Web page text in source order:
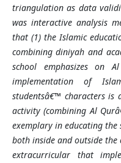
triangulation as data
was interactive analysis
that (1) the Islamic
combining diniyah and
school emphasizes on
implementation of
studentsâ€™ characters is
activity (combining Al
exemplary in educating the
both inside and outside
extracurricular that